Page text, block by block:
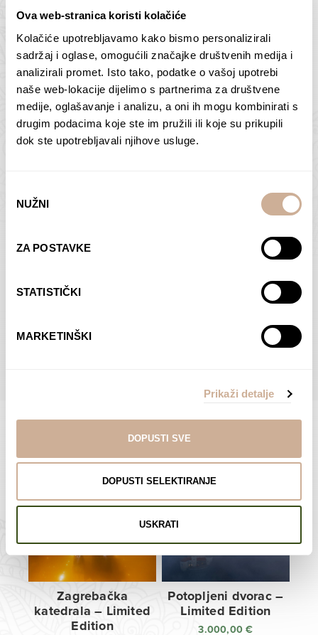
Ova web-stranica koristi kolačiće
Kolačiće upotrebljavamo kako bismo personalizirali
sadržaj i oglase, omogućili značajke društvenih medija i
analizirali promet. Isto tako, podatke o vašoj upotrebi
naše web-lokacije dijelimo s partnerima za društvene
medije, oglašavanje i analizu, a oni ih mogu kombinirati s
drugim podacima koje ste im pružili ili koje su prikupili
dok ste upotrebljavali njihove usluge.
pristanka
NUŽNI
ZA POSTAVKE
STATISTIČKI
MARKETINŠKI
Prikaži detalje
DOPUSTI SVE
DOPUSTI SELEKTIRANJE
USKRATI
Butan – ljudi 2
75,00€ – 138,00€Raspon
cijena:
od
75,00 €
138,00 €
ODABERI OPCIJE
Antarktika – krajolik
2
75,00€ – 138,00€Raspon
cijena:
od
ODABERI OPCIJE
Dolac
ODABERI OPCIJE
Moreškanti – sjena
€Raspon
od
75,00 €
do
138,00 €
ODABERI OPCIJE
POGLEDAJTE SVE PROIZVODE U OVOJ KATEGORIJI
Limited Edition Fotografije
Zagrebačka
katedrala – Limited
Edition
Potopljeni dvorac –
Limited Edition
3.000,00€